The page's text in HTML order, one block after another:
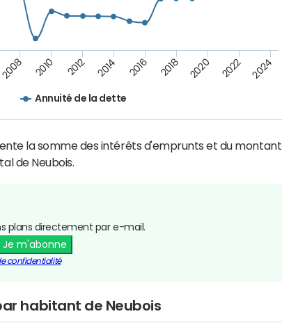
Annuité de la dette
2008 2010 2012 2014 2016 2018 2020 2022 2024
la somme des intérêts d'emprunts et du montant
de Neubois.
plans directement par e-mail.
Je m'abonne
confidentialité
habitant de Neubois